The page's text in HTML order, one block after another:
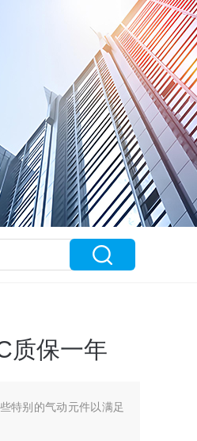
质保一年
特别的气动元件以满足